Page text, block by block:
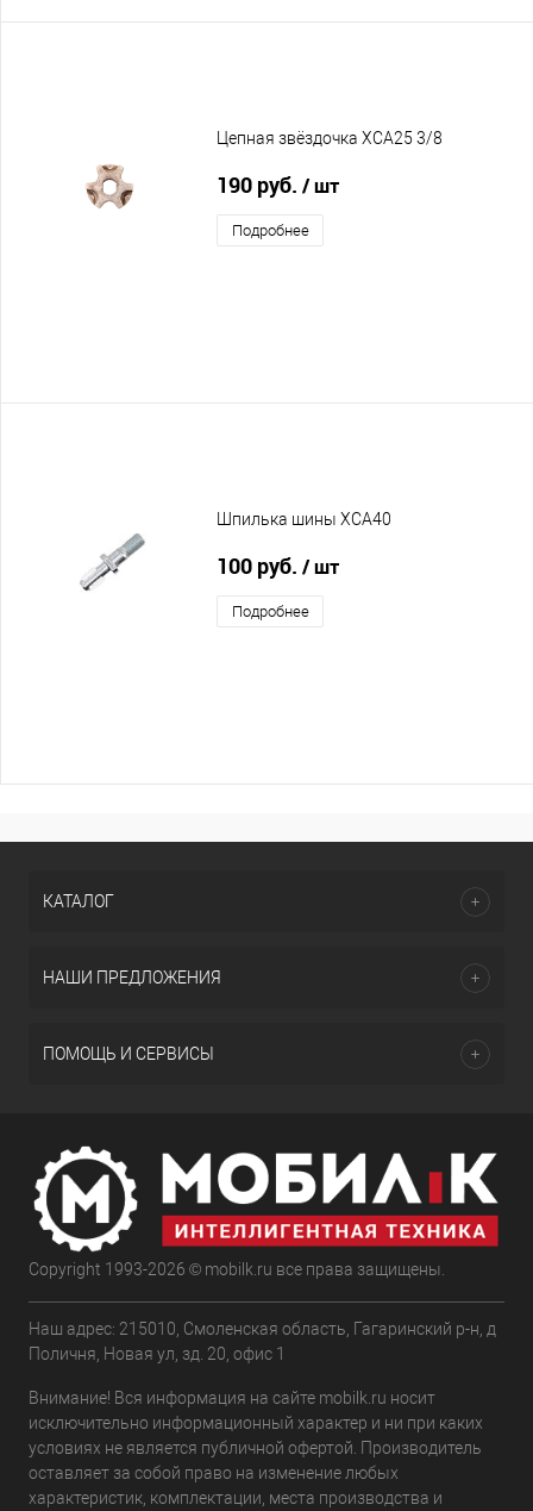
Цепная звёздочка XCA25 3/8
190 руб. / шт
Подробнее
Шпилька шины XCA40
100 руб. / шт
Подробнее
КАТАЛОГ
НАШИ ПРЕДЛОЖЕНИЯ
ПОМОЩЬ И СЕРВИСЫ
Copyright 1993-2026 © mobilk.ru все права защищены.
Наш адрес: 215010, Смоленская область, Гагаринский р-н, д
Поличня, Новая ул, зд. 20, офис 1
Внимание! Вся информация на сайте mobilk.ru носит
исключительно информационный характер и ни при каких
условиях не является публичной офертой. Производитель
оставляет за собой право на изменение любых
характеристик, комплектации, места производства и